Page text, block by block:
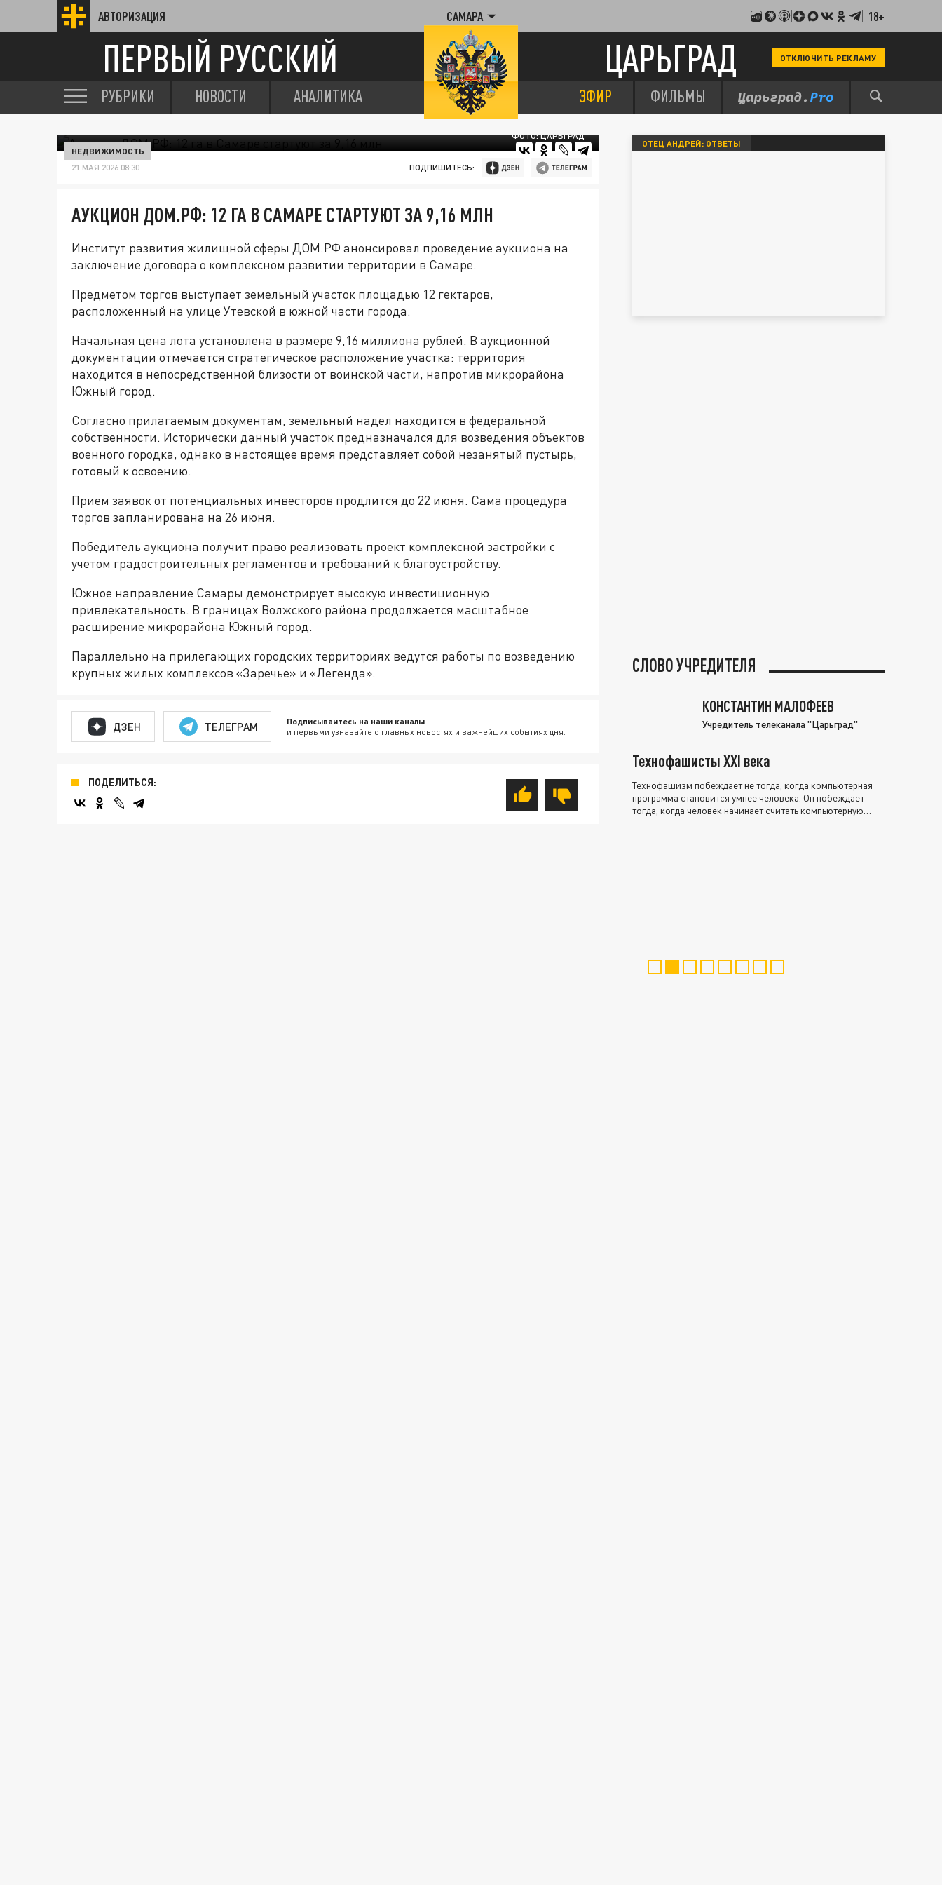
АВТОРИЗАЦИЯ САМАРА 18+
ПЕРВЫЙ РУССКИЙ ЦАРЬГРАД ОТКЛЮЧИТЬ РЕКЛАМУ
РУБРИКИ НОВОСТИ АНАЛИТИКА ЭФИР ФИЛЬМЫ
ФОТО: ЦАРЬГРАД
НЕДВИЖИМОСТЬ
21 МАЯ 2026 08:30 ПОДПИШИТЕСЬ:
АУКЦИОН ДОМ.РФ: 12 ГА В САМАРЕ СТАРТУЮТ ЗА 9,16 МЛН
Институт развития жилищной сферы ДОМ.РФ анонсировал проведение аукциона на
заключение договора о комплексном развитии территории в Самаре.
Предметом торгов выступает земельный участок площадью 12 гектаров,
расположенный на улице Утевской в южной части города.
Начальная цена лота установлена в размере 9,16 миллиона рублей. В аукционной
документации отмечается стратегическое расположение участка: территория
находится в непосредственной близости от воинской части, напротив микрорайона
Южный город.
Согласно прилагаемым документам, земельный надел находится в федеральной
собственности. Исторически данный участок предназначался для возведения объектов
военного городка, однако в настоящее время представляет собой незанятый пустырь,
готовый к освоению.
Прием заявок от потенциальных инвесторов продлится до 22 июня. Сама процедура
торгов запланирована на 26 июня.
Победитель аукциона получит право реализовать проект комплексной застройки с
учетом градостроительных регламентов и требований к благоустройству.
Южное направление Самары демонстрирует высокую инвестиционную
привлекательность. В границах Волжского района продолжается масштабное
расширение микрорайона Южный город.
Параллельно на прилегающих городских территориях ведутся работы по возведению
крупных жилых комплексов «Заречье» и «Легенда».
ДЗЕН ТЕЛЕГРАМ Подписывайтесь на наши каналы
и первыми узнавайте о главных новостях и важнейших событиях дня.
ПОДЕЛИТЬСЯ:
ОТЕЦ АНДРЕЙ: ОТВЕТЫ
СЛОВО УЧРЕДИТЕЛЯ
КОНСТАНТИН МАЛОФЕЕВ
Учредитель телеканала "Царьград"
Технофашисты XXI века
Технофашизм побеждает не тогда, когда компьютерная
программа становится умнее человека. Он побеждает
тогда, когда человек начинает считать компьютерную